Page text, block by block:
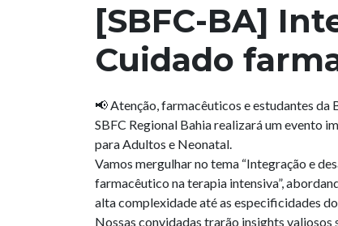
[SBFC-BA]
Cuidado
📢 Atenção, farmacêuticos e estudantes da
SBFC Regional Bahia realizará um evento
para Adultos e Neonatal.
Vamos mergulhar no tema “Integração e
farmacêutico na terapia intensiva”,
alta complexidade até as especificidades
Nossas convidadas trarão insights